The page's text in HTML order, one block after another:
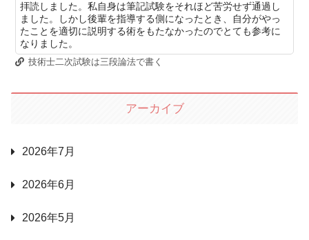
拝読しました。私自身は筆記試験をそれほど苦労せず通過し
ました。しかし後輩を指導する側になったとき、自分がやっ
たことを適切に説明する術をもたなかったのでとても参考に
なりました。
技術士二次試験は三段論法で書く
アーカイブ
2026年7月
2026年6月
2026年5月